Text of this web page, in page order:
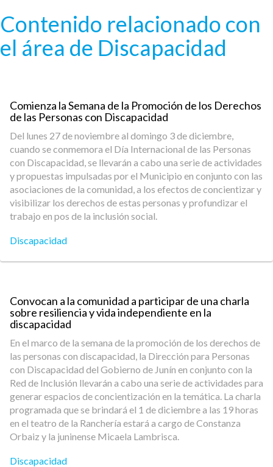
Contenido relacionado con
el área de Discapacidad
Comienza la Semana de la Promoción de los Derechos
de las Personas con Discapacidad
Del lunes 27 de noviembre al domingo 3 de diciembre,
cuando se conmemora el Día Internacional de las Personas
con Discapacidad, se llevarán a cabo una serie de actividades
y propuestas impulsadas por el Municipio en conjunto con las
asociaciones de la comunidad, a los efectos de concientizar y
visibilizar los derechos de estas personas y profundizar el
trabajo en pos de la inclusión social.
Discapacidad
Convocan a la comunidad a participar de una charla
sobre resiliencia y vida independiente en la
discapacidad
En el marco de la semana de la promoción de los derechos de
las personas con discapacidad, la Dirección para Personas
con Discapacidad del Gobierno de Junín en conjunto con la
Red de Inclusión llevarán a cabo una serie de actividades para
generar espacios de concientización en la temática. La charla
programada que se brindará el 1 de diciembre a las 19 horas
en el teatro de la Ranchería estará a cargo de Constanza
Orbaiz y la juninense Micaela Lambrisca.
Discapacidad